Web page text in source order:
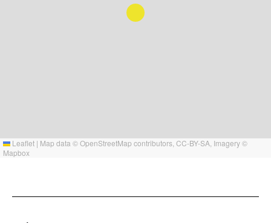
Leaflet | Map data ©OpenStreetMap contributors, CC-BY-SA , Imagery ©
Mapbox